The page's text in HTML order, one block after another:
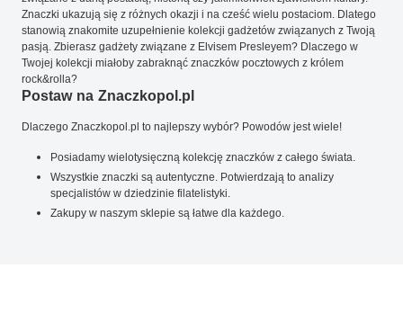
Znaczki ukazują się z różnych okazji i na cześć wielu postaciom. Dlatego
stanowią znakomite uzupełnienie kolekcji gadżetów związanych z Twoją
pasją. Zbierasz gadżety związane z Elvisem Presleyem? Dlaczego w
Twojej kolekcji miałoby zabraknąć znaczków pocztowych z królem
rock&rolla?
Postaw na Znaczkopol.pl
Dlaczego Znaczkopol.pl to najlepszy wybór? Powodów jest wiele!
Posiadamy wielotysięczną kolekcję znaczków z całego świata.
Wszystkie znaczki są autentyczne. Potwierdzają to analizy
specjalistów w dziedzinie filatelistyki.
Zakupy w naszym sklepie są łatwe dla każdego.